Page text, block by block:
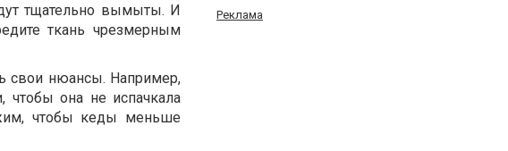
тщательно вымыты. И
ткань чрезмерным
свои нюансы. Например,
чтобы она не испачкала
чтобы кеды меньше
Реклама